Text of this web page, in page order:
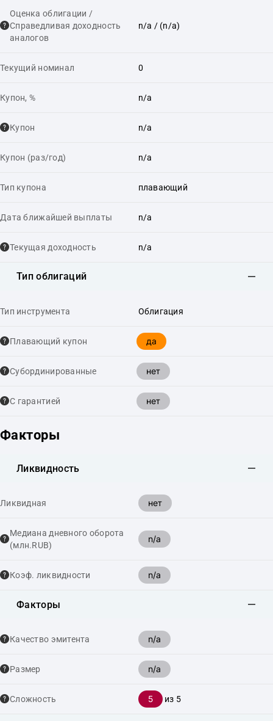
Оценка облигации /
Справедливая доходность
аналогов
n/a / (n/a)
Текущий номинал 0
Купон, % n/a
Купон n/a
Купон (раз/год) n/a
Тип купона плавающий
Дата ближайшей выплаты n/a
Текущая доходность n/a
Тип облигаций
Тип инструмента Облигация
Плавающий купон да
Cубординированные нет
С гарантией нет
Факторы
Ликвидность
Ликвидная нет
Медиана дневного оборота
(млн.RUB)
n/a
Коэф. ликвидности n/a
Факторы
Качество эмитента n/a
Размер n/a
Сложность 5 из 5